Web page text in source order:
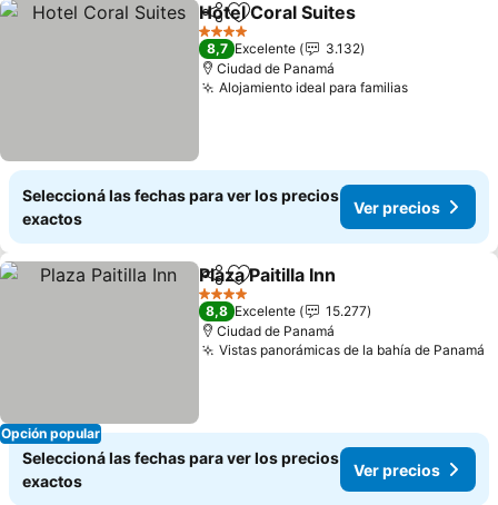
CompartirAñadir a favoritos
Hotel Coral Suites
4 Estrellas
8,7 Excelente
3.132
Ciudad de Panamá
Alojamiento ideal para familias
Seleccioná las fechas para ver los precios
exactos
Ver precios
Opción popular
CompartirAñadir a favoritos
Plaza Paitilla Inn
4 Estrellas
8,8 Excelente
15.277
Ciudad de Panamá
Vistas panorámicas de la bahía de Panamá
Seleccioná las fechas para ver los precios
exactos
Ver precios